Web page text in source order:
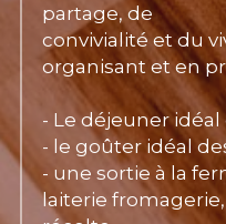
partage, de
convivialité et du
organisant et en
- Le déjeuner
- le goûter idéal
- une sortie à la
laiterie